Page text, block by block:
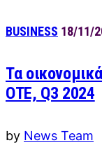
BUSINESS 18/11/
Τα
ΟΤΕ, Q3 2024
by News Team